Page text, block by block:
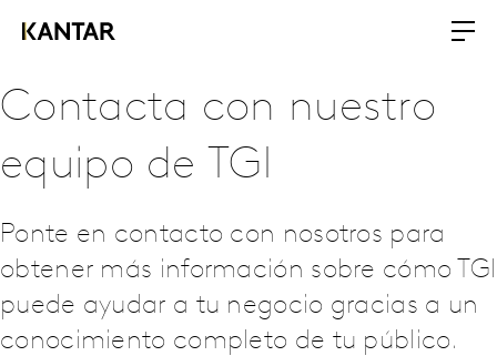
Contacta con nuestro
equipo de TGI
Ponte en contacto con nosotros para
obtener más información sobre cómo TGI
puede ayudar a tu negocio gracias a un
conocimiento completo de tu público.